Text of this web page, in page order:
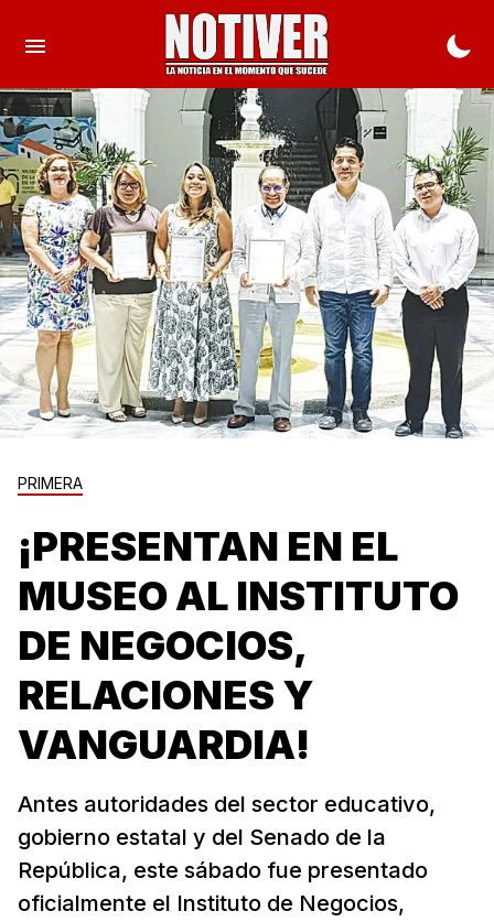
PRIMERA
¡PRESENTAN EN EL
MUSEO AL INSTITUTO
DE NEGOCIOS,
RELACIONES Y
VANGUARDIA!
Antes autoridades del sector educativo,
gobierno estatal y del Senado de la
República, este sábado fue presentado
oficialmente el Instituto de Negocios,